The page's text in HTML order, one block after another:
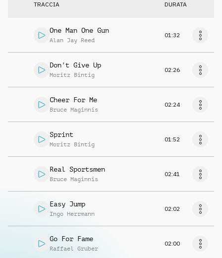
TRACCIA DURATA
One Man One Gun
Alan Jay Reed
01:32
Don't Give Up
Moritz Bintig
02:26
Cheer For Me
Bruce Maginnis
02:24
Sprint
Moritz Bintig
01:52
Real Sportsmen
Bruce Maginnis
02:41
Easy Jump
Ingo Herrmann
02:02
Go For Fame
Raffael Gruber
02:00